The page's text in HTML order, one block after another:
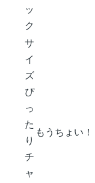
ッ
ク
サ
イ
ズ
ぴ
っ
た
り
チ
ャ
もうちょい！